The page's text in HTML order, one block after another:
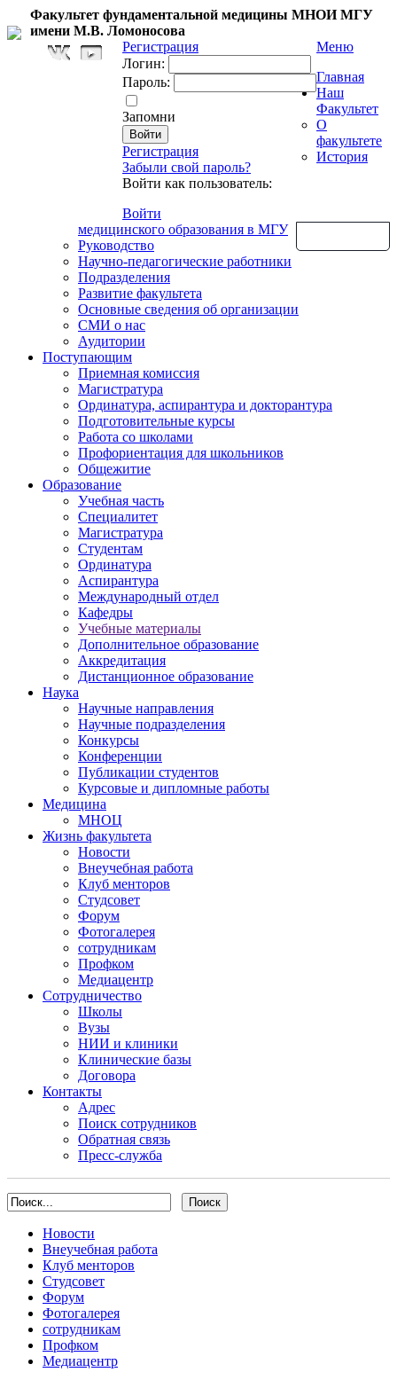
Факультет фундаментальной медицины МНОИ МГУ
имени М.В. Ломоносова
Регистрация
Логин:
Пароль:
Запомни
Регистрация
Забыли свой пароль?
Войти как пользователь:
Войти
Меню
Главная
Наш
Факультет
О
факультете
История
медицинского образования в МГУ
Руководство
Научно-педагогические работники
Подразделения
Развитие факультета
Основные сведения об организации
СМИ о нас
Аудитории
Поступающим
Приемная комиссия
Магистратура
Ординатура, аспирантура и докторантура
Подготовительные курсы
Работа со школами
Профориентация для школьников
Общежитие
Образование
Учебная часть
Специалитет
Магистратура
Студентам
Ординатура
Аспирантура
Международный отдел
Кафедры
Учебные материалы
Дополнительное образование
Аккредитация
Дистанционное образование
Наука
Научные направления
Научные подразделения
Конкурсы
Конференции
Публикации студентов
Курсовые и дипломные работы
Медицина
МНОЦ
Жизнь факультета
Новости
Внеучебная работа
Клуб менторов
Студсовет
Форум
Фотогалерея
сотрудникам
Профком
Медиацентр
Сотрудничество
Школы
Вузы
НИИ и клиники
Клинические базы
Договора
Контакты
Адрес
Поиск сотрудников
Обратная связь
Пресс-служба
Новости
Внеучебная работа
Клуб менторов
Студсовет
Форум
Фотогалерея
сотрудникам
Профком
Медиацентр